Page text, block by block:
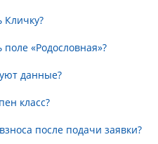
Кличку?
«Родословная»?
данные?
класс?
после подачи заявки?